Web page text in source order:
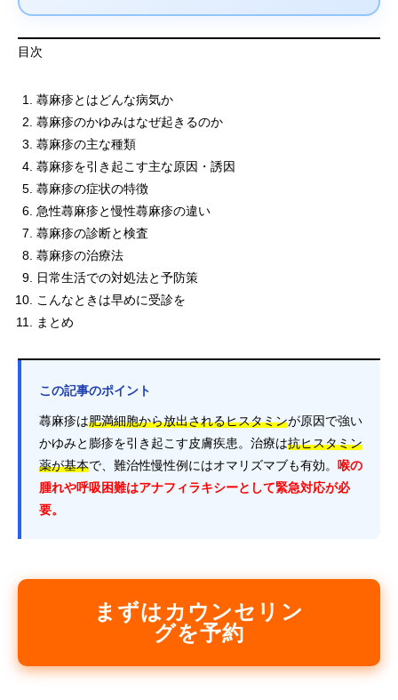
目次
蕁麻疹とはどんな病気か
蕁麻疹のかゆみはなぜ起きるのか
蕁麻疹の主な種類
蕁麻疹を引き起こす主な原因・誘因
蕁麻疹の症状の特徴
急性蕁麻疹と慢性蕁麻疹の違い
蕁麻疹の診断と検査
蕁麻疹の治療法
日常生活での対処法と予防策
こんなときは早めに受診を
まとめ
この記事のポイント
蕁麻疹は肥満細胞から放出されるヒスタミンが原因で強い
かゆみと膨疹を引き起こす皮膚疾患。治療は抗ヒスタミン
薬が基本で、難治性慢性例にはオマリズマブも有効。
喉の
腫れや呼吸困難はアナフィラキシーとして緊急対応が必
要。
まずはカウンセリン
グを予約